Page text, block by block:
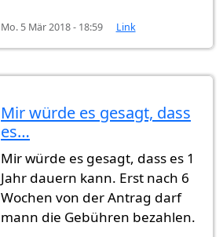
Mo. 5 Mär 2018 - 18:59 Link
Mir würde es gesagt, dass
es…
Mir würde es gesagt, dass es 1
Jahr dauern kann. Erst nach 6
Wochen von der Antrag darf
mann die Gebühren bezahlen.